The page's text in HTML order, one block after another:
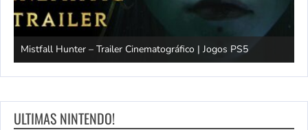
Mistfall Hunter – Trailer Cinematográfico | Jogos PS5
ULTIMAS NINTENDO!